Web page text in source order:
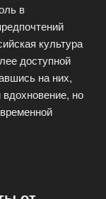
в
культура
доступной
на них,
но